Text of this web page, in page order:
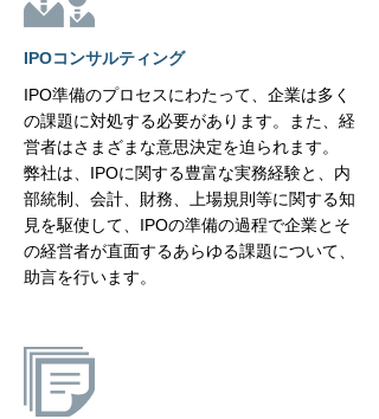
IPOコンサルティング
IPO準備のプロセスにわたって、企業は多く
の課題に対処する必要があります。また、経
営者はさまざまな意思決定を迫られます。
弊社は、IPOに関する豊富な実務経験と、内
部統制、会計、財務、上場規則等に関する知
見を駆使して、IPOの準備の過程で企業とそ
の経営者が直面するあらゆる課題について、
助言を行います。